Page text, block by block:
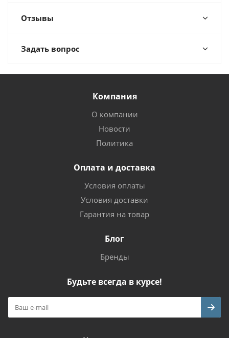
Отзывы
Задать вопрос
Компания
О компании
Новости
Политика
Оплата и доставка
Условия оплаты
Условия доставки
Гарантия на товар
Блог
Бренды
Будьте всегда в курсе!